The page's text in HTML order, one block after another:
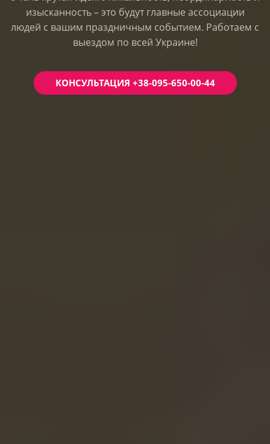
изысканность – это будут главные ассоциации
людей с вашим праздничным событием. Работаем с
выездом по всей Украине!
КОНСУЛЬТАЦИЯ +38-095-650-00-44